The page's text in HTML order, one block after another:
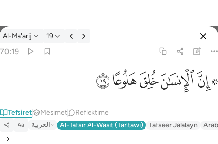
Tefsir: Al-Ma'arij 70:19
Al-Ma'arij 19
70:19
ﱪ ﱫﱬﱭﱮﱯ
Tefsiret Mësimet Reflektime
Aa العربية Al-Tafsir Al-Wasit (Tantawi) Tafseer Jalalayn